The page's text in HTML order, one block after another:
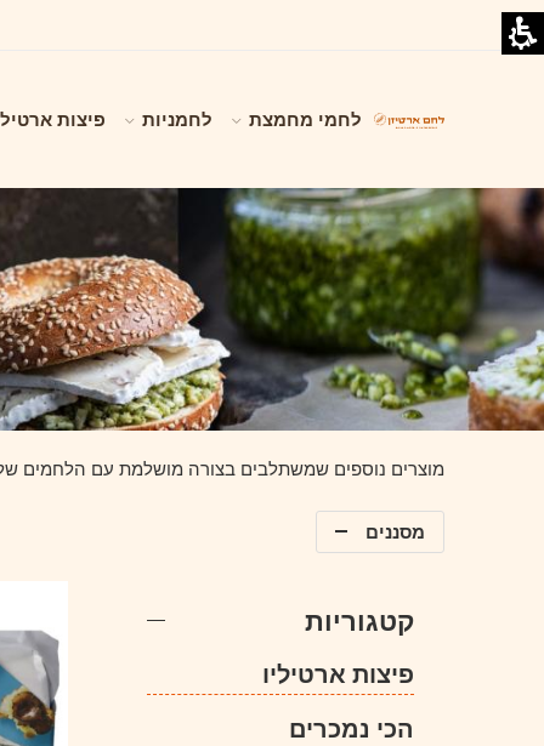
לחמי מחמצת לחמניות פיצות
מוצרים נוספים שמשתלבים בצורה מושלמת עם הלחמים
מסננים
קטגוריות
פיצות ארטיליו
הכי נמכרים